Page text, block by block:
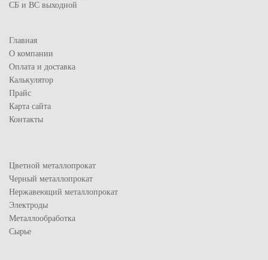
СБ и ВС выходной
Главная
О компании
Оплата и доставка
Калькулятор
Прайс
Карта сайта
Контакты
Цветной металлопрокат
Черный металлопрокат
Нержавеющий металлопрокат
Электроды
Металлообработка
Сырье